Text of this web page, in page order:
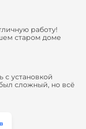
работу!
старом доме
справились на
профессионально.
пытались
с выбором и
нам
демонтаж
с установкой
сложный, но всё
выбрать